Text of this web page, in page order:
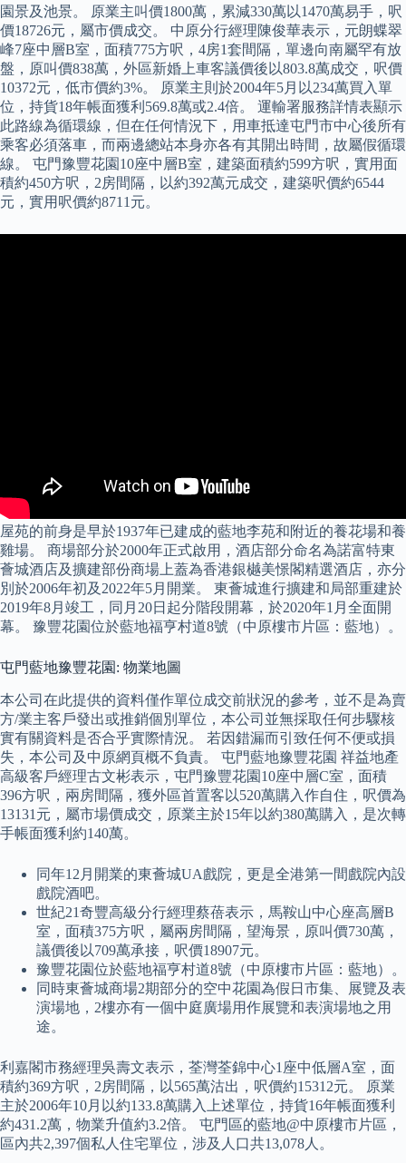
園景及池景。 原業主叫價1800萬，累減330萬以1470萬易手，呎
價18726元，屬市價成交。 中原分行經理陳俊華表示，元朗蝶翠
峰7座中層B室，面積775方呎，4房1套間隔，單邊向南屬罕有放
盤，原叫價838萬，外區新婚上車客議價後以803.8萬成交，呎價
10372元，低市價約3%。 原業主則於2004年5月以234萬買入單
位，持貨18年帳面獲利569.8萬或2.4倍。 運輸署服務詳情表顯示
此路線為循環線，但在任何情況下，用車抵達屯門市中心後所有
乘客必須落車，而兩邊總站本身亦各有其開出時間，故屬假循環
線。 屯門豫豐花園10座中層B室，建築面積約599方呎，實用面
積約450方呎，2房間隔，以約392萬元成交，建築呎價約6544
元，實用呎價約8711元。
屋苑的前身是早於1937年已建成的藍地李苑和附近的養花場和養
雞場。 商場部分於2000年正式啟用，酒店部分命名為諾富特東
薈城酒店及擴建部份商場上蓋為香港銀樾美憬閣精選酒店，亦分
別於2006年初及2022年5月開業。 東薈城進行擴建和局部重建於
2019年8月竣工，同月20日起分階段開幕，於2020年1月全面開
幕。 豫豐花園位於藍地福亨村道8號（中原樓市片區：藍地）。
屯門藍地豫豐花園: 物業地圖
本公司在此提供的資料僅作單位成交前狀況的參考，並不是為賣
方/業主客戶發出或推銷個別單位，本公司並無採取任何步驟核
實有關資料是否合乎實際情況。 若因錯漏而引致任何不便或損
失，本公司及中原網頁概不負責。 屯門藍地豫豐花園 祥益地產
高級客戶經理古文彬表示，屯門豫豐花園10座中層C室，面積
396方呎，兩房間隔，獲外區首置客以520萬購入作自住，呎價為
13131元，屬市場價成交，原業主於15年以約380萬購入，是次轉
手帳面獲利約140萬。
同年12月開業的東薈城UA戲院，更是全港第一間戲院內設
戲院酒吧。
世紀21奇豐高級分行經理蔡蓓表示，馬鞍山中心座高層B
室，面積375方呎，屬兩房間隔，望海景，原叫價730萬，
議價後以709萬承接，呎價18907元。
豫豐花園位於藍地福亨村道8號（中原樓市片區：藍地）。
同時東薈城商場2期部分的空中花園為假日市集、展覽及表
演場地，2樓亦有一個中庭廣場用作展覽和表演場地之用
途。
利嘉閣市務經理吳壽文表示，荃灣荃錦中心1座中低層A室，面
積約369方呎，2房間隔，以565萬沽出，呎價約15312元。 原業
主於2006年10月以約133.8萬購入上述單位，持貨16年帳面獲利
約431.2萬，物業升值約3.2倍。 屯門區的藍地@中原樓市片區，
區內共2,397個私人住宅單位，涉及人口共13,078人。